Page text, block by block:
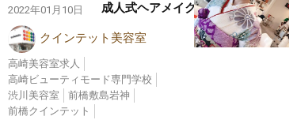
成人式ヘアメイク
2022年01月10日
クインテット美容室
高崎美容室求人
高崎ビューティモード専門学校
渋川美容室
前橋敷島岩神
前橋クインテット